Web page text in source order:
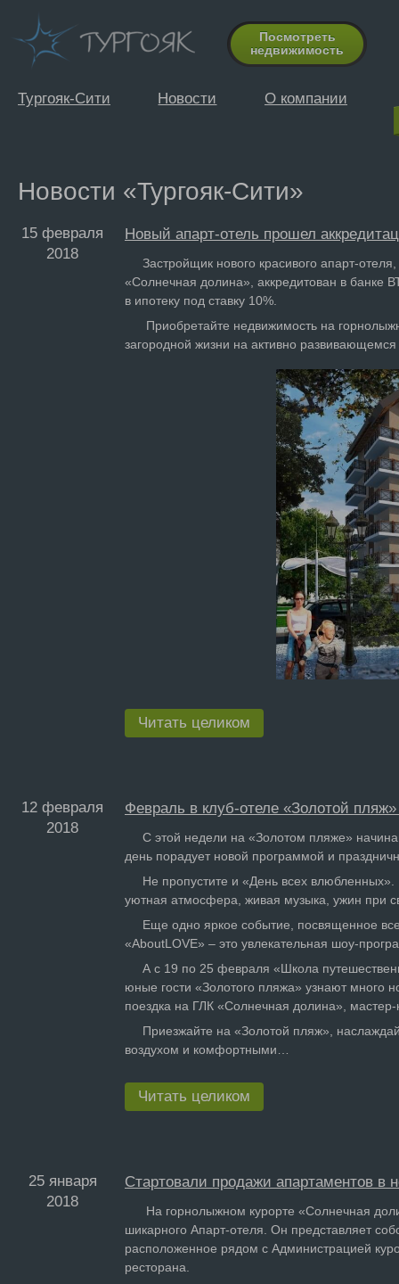
Посмотреть
недвижимость
Тургояк-Сити Новости О компании
Новости «Тургояк-Сити»
15 февраля
2018
Новый апарт-отель прошел
Застройщик нового красивого апарт-
«Солнечная долина», аккредитован в банке
в ипотеку под ставку 10%.
Приобретайте недвижимость на
загородной жизни на активно
Читать целиком
12 февраля
2018
Февраль в клуб-отеле «Золотой
С этой недели на «Золотом пляже»
день порадует новой программой и
Не пропустите и «День всех влюбленных».
уютная атмосфера, живая музыка, ужин при
Еще одно яркое событие, посвященное
«AboutLOVE» – это увлекательная шоу-
А с 19 по 25 февраля «Школа
юные гости «Золотого пляжа» узнают много
поездка на ГЛК «Солнечная долина»,
Приезжайте на «Золотой пляж»,
воздухом и комфортными…
Читать целиком
25 января
2018
Стартовали продажи апартаментов в
На горнолыжном курорте «Солнечная
шикарного Апарт-отеля. Он представляет
расположенное рядом с Администрацией
ресторана.